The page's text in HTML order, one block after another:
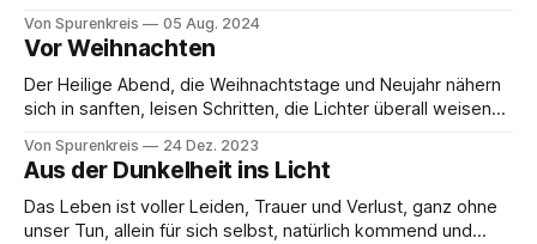
Magazin - Editionen - Radio - Eintrag mehr verpassen.
Diese werden bequem per Email an Sie verschickt. Mehr
erfahren Sie hier. Schauen Sie doch einmal rein. Vielen Dank
fürs
Von Spurenkreis 05 Aug. 2024
Vor Weihnachten
Der Heilige Abend, die Weihnachtstage und Neujahr nähern
sich in sanften, leisen Schritten, die Lichter überall weisen
Jahres, inmitten dieser kalten und finsteren Jahreszeit. Die
Menschen sind mit allerlei Vorbereitungen dafür beschäftigt,
andere bereiten sich auf die Heimreise vor, um ihre
Von Spurenkreis 24 Dez. 2023
Aus der Dunkelheit ins Licht
Das Leben ist voller Leiden, Trauer und Verlust, ganz ohne
unser Tun, allein für sich selbst, natürlich kommend und